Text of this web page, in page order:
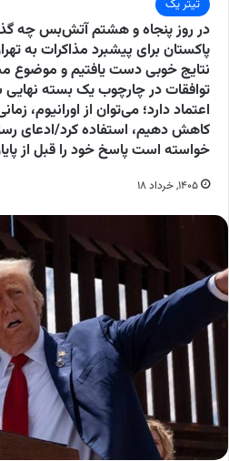
تیتر یک
در روز پنجاه و هشتم آتش‌بس چه
پاکستان برای پیشبرد مذاکرات به
نتایج خوبی دست یافتیم و موضوع
توافقات در چارچوب یک بسته نهایی
اعتماد دارد؛ می‌توان از اورانیوم،
کاهش دهیم، استفاده کرد/ادعای
خواسته است پاسخ خود را قبل از
۱۴۰۵, خرداد ۱۸